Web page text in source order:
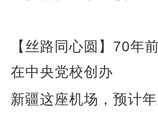
【丝路同心圆】70年
在中央党校创办
新疆这座机场，预计